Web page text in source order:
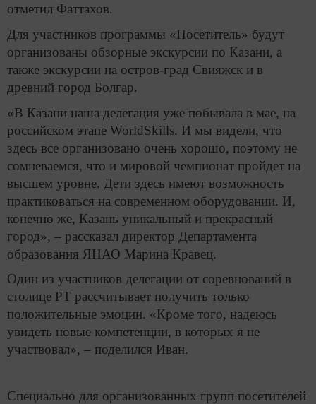
отметил Фаттахов.
Для участников программы «Посетитель» будут
организованы обзорные экскурсии по Казани, а
также экскурсии на остров-град Свияжск и в
древний город Болгар.
«В Казани наша делегация уже побывала в мае, на
российском этапе WorldSkills. И мы видели, что
здесь все организовано очень хорошо, поэтому не
сомневаемся, что и мировой чемпионат пройдет на
высшем уровне. Дети здесь имеют возможность
практиковаться на современном оборудовании. И,
конечно же, Казань уникальный и прекрасный
город», – рассказал директор Департамента
образования ЯНАО Марина Кравец.
Один из участников делегации от соревнований в
столице РТ рассчитывает получить только
положительные эмоции. «Кроме того, надеюсь
увидеть новые компетенции, в которых я не
участвовал», – поделился Иван.
Специально для организованных групп посетителей